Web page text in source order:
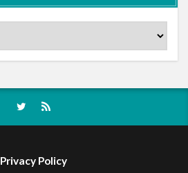
Privacy Policy